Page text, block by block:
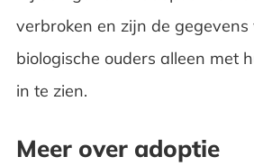
verbroken en zijn de gegevens
biologische ouders alleen met
in te zien.
Meer over adoptie